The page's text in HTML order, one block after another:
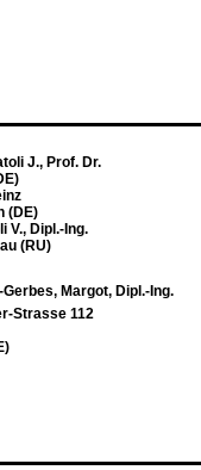
J., Prof. Dr.
(DE)
V., Dipl.-Ing.
(RU)
Gerbes, Margot, Dipl.-Ing.
Strasse 112